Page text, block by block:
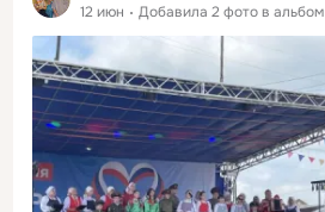
12 июн Добавила 2 фото в альбом